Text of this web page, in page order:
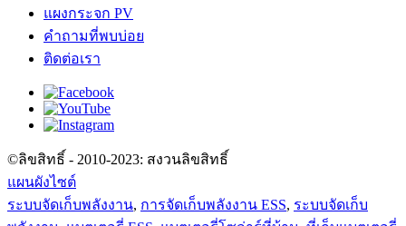
แผงกระจก PV
คำถามที่พบบ่อย
ติดต่อเรา
©ลิขสิทธิ์ - 2010-2023: สงวนลิขสิทธิ์
แผนผังไซต์
ระบบจัดเก็บพลังงาน, การจัดเก็บพลังงาน ESS, ระบบจัดเก็บ